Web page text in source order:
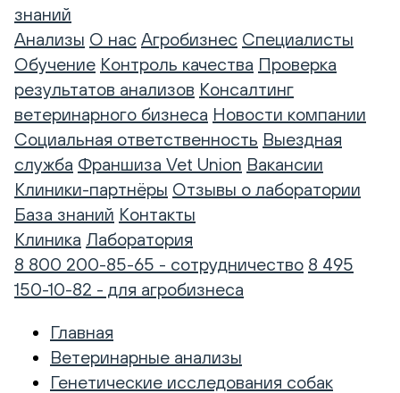
знаний
Анализы О нас Агробизнес Специалисты
Обучение Контроль качества Проверка
результатов анализов Консалтинг
ветеринарного бизнеса Новости компании
Социальная ответственность Выездная
служба Франшиза Vet Union Вакансии
Клиники-партнёры Отзывы о лаборатории
База знаний Контакты
Клиника Лаборатория
8 800 200-85-65 - сотрудничество 8 495
150-10-82 - для агробизнеса
Главная
Ветеринарные анализы
Генетические исследования собак